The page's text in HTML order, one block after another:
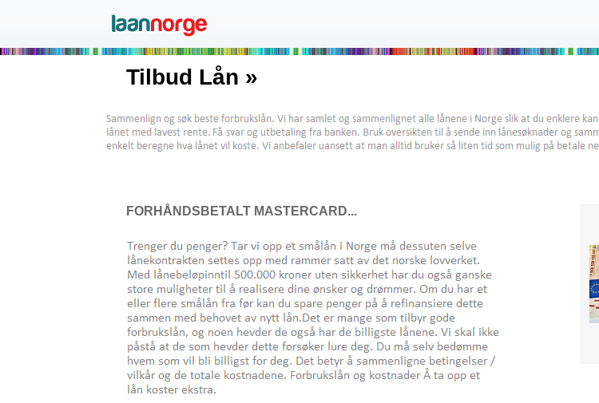
Tilbud Lån »
FORHÅNDSBETALT MASTERCARD...